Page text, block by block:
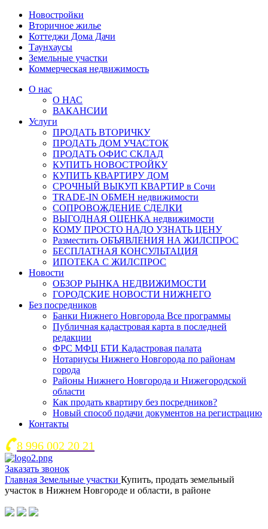
Новостройки
Вторичное жилье
Коттеджи Дома Дачи
Таунхаусы
Земельные участки
Коммерческая недвижимость
О нас
О НАС
ВАКАНСИИ
Услуги
ПРОДАТЬ ВТОРИЧКУ
ПРОДАТЬ ДОМ УЧАСТОК
ПРОДАТЬ ОФИС СКЛАД
КУПИТЬ НОВОСТРОЙКУ
КУПИТЬ КВАРТИРУ ДОМ
СРОЧНЫЙ ВЫКУП КВАРТИР в Сочи
TRADE-IN ОБМЕН недвижимости
СОПРОВОЖДЕНИЕ СДЕЛКИ
ВЫГОДНАЯ ОЦЕНКА недвижимости
КОМУ ПРОСТО НАДО УЗНАТЬ ЦЕНУ
Разместить ОБЪЯВЛЕНИЯ НА ЖИЛСПРОС
БЕСПЛАТНАЯ КОНСУЛЬТАЦИЯ
ИПОТЕКА С ЖИЛСПРОС
Новости
ОБЗОР РЫНКА НЕДВИЖИМОСТИ
ГОРОДСКИЕ НОВОСТИ НИЖНЕГО
Без посредников
Банки Нижнего Новгорода Все программы
Публичная кадастровая карта в последней
редакции
ФРС МФЦ БТИ Кадастровая палата
Нотариусы Нижнего Новгорода по районам
города
Районы Нижнего Новгорода и Нижегородской
области
Как продать квартиру без посредников?
Новый способ подачи документов на регистрацию
Контакты
8 996 002 20 21
Заказать звонок
Главная Земельные участки Купить, продать земельный
участок в Нижнем Новгороде и области, в районе